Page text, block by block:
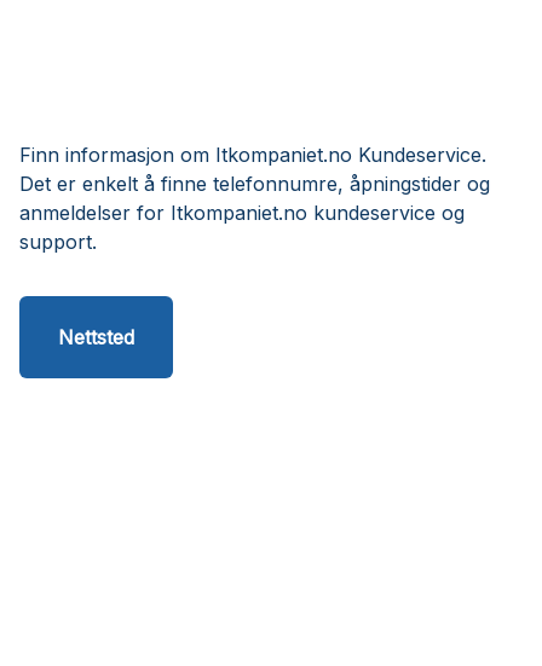
Finn informasjon om Itkompaniet.no Kundeservice.
Det er enkelt å finne telefonnumre, åpningstider og
anmeldelser for Itkompaniet.no kundeservice og
support.
Nettsted